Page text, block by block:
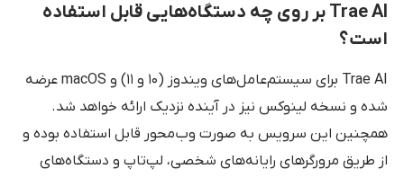
Trae AI بر روی چه دستگاه‌هایی قابل استفاده
است؟
Trae AI برای سیستم‌عامل‌های ویندوز (۱۰ و ۱۱) و macOS عرضه
شده و نسخه لینوکس نیز در آینده نزدیک ارائه خواهد شد.
همچنین این سرویس به صورت وب‌محور قابل استفاده بوده و
از طریق مرورگرهای رایانه‌های شخصی، لپ‌تاپ و دستگاه‌های